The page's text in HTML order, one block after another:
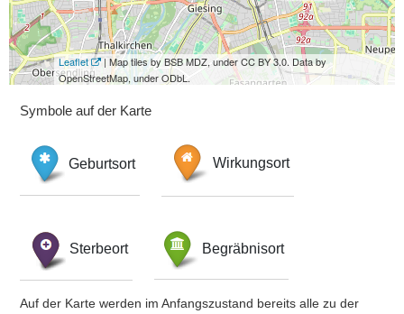
Leaflet
| Map tiles by BSB MDZ, under CC BY 3.0. Data by
OpenStreetMap, under ODbL.
Symbole auf der Karte
Geburtsort Wirkungsort
Sterbeort Begräbnisort
Auf der Karte werden im Anfangszustand bereits alle zu der